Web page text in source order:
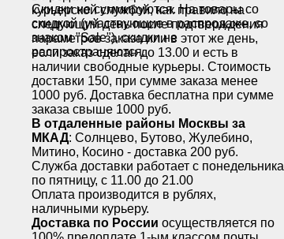
Скидки не суммируются. На товары со
скидкой (участвующие в распродаже, со
знаком "Sale"), скидки не
распространяются.
курьерской службой, как правило на
следующий день после подтверждения
параметров заказа или в этот же день,
если заказ сделан до 13.00 и есть в
наличии свободные курьеры. Стоимость
доставки 150, при сумме заказа менее
1000 руб. Доставка бесплатна при сумме
заказа свыше 1000 руб.
В отдаленные районы Москвы за
МКАД: Солнцево, Бутово, Жулебино,
Митино, Косино - доставка 200 руб.
Служба доставки работает с понедельника
по пятницу, с 11.00 до 21.00
Оплата производится в рублях,
наличными курьеру.
Доставка по России осуществляется по